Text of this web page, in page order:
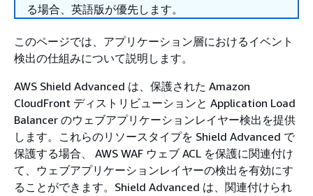
る場合、英語版が優先します。
このページでは、アプリケーション層におけるイベント
検出の仕組みについて説明します。
AWS Shield Advanced は、保護された Amazon
CloudFront ディストリビューションと Application Load
Balancer のウェブアプリケーションレイヤー検出を提供
します。これらのリソースタイプを Shield Advanced で
保護する場合、 AWS WAF ウェブ ACL を保護に関連付け
て、ウェブアプリケーションレイヤーの検出を有効にす
ることができます。Shield Advanced は、関連付けられ